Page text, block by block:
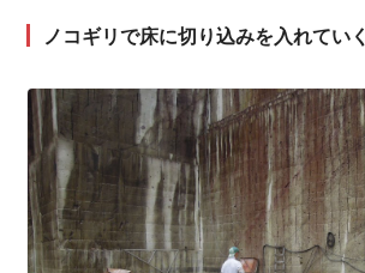
ノコギリで床に切り込みを入れていく